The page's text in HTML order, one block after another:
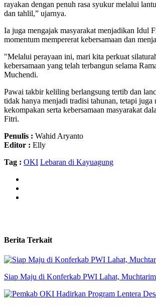
rayakan dengan penuh rasa syukur melalui
dan tahlil,” ujarnya.
Ia juga mengajak masyarakat menjadikan Idul
momentum mempererat kebersamaan dan
"Melalui perayaan ini, mari kita perkuat
kebersamaan yang telah terbangun selama
Muchendi.
Pawai takbir keliling berlangsung tertib dan
tidak hanya menjadi tradisi tahunan, tetapi juga
kekompakan serta kebersamaan masyarakat
Fitri.
Penulis : Wahid Aryanto
Editor : Elly
Tag : OKI Lebaran di Kayuagung
Berita Terkait
Siap Maju di Konferkab PWI Lahat,